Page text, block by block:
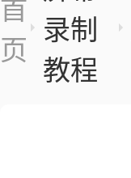
首
页
录制
教程